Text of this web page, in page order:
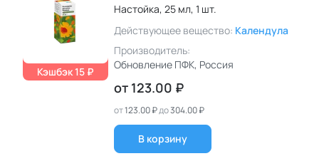
Кэшбэк 15 ₽
Настойка, 25 мл, 1 шт.
Действующее вещество: Календула
Производитель:
Обновление ПФК, Россия
от 123.00 ₽
от123.00 ₽до304.00 ₽
В корзину